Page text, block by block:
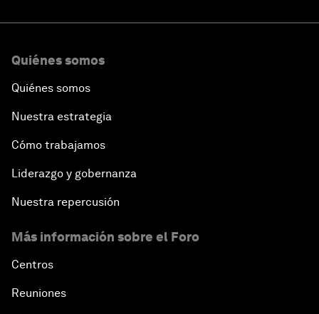
Quiénes somos
Quiénes somos
Nuestra estrategia
Cómo trabajamos
Liderazgo y gobernanza
Nuestra repercusión
Más información sobre el Foro
Centros
Reuniones